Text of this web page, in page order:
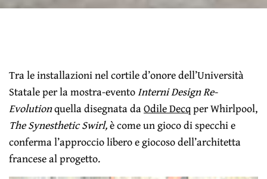
Tra le installazioni nel cortile d’onore dell’Università
Statale per la mostra-eventoInterni Design Re-
Evolutionquella disegnata daOdile Decqper Whirlpool,
The Synesthetic Swirl,è come un gioco di specchi e
conferma l’approccio libero e giocoso dell’architetta
francese al progetto.